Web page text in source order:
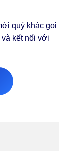
quý khác gọi
và kết nối với